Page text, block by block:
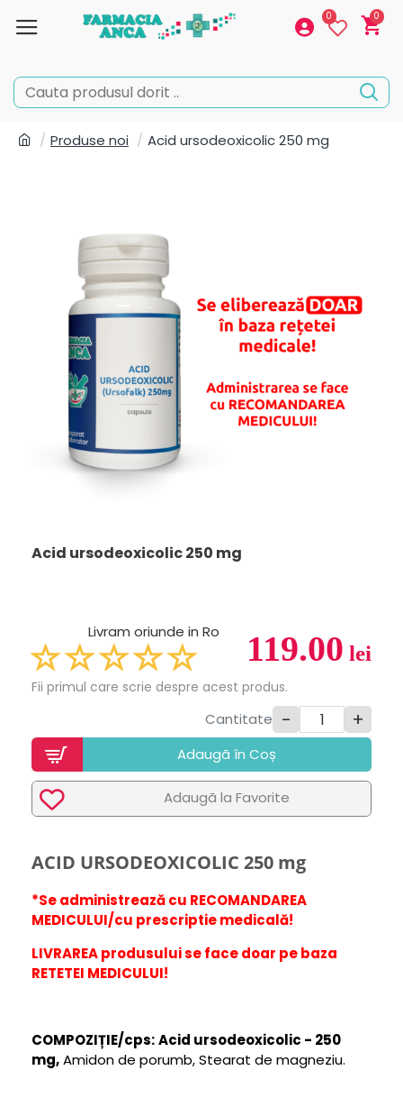
0 0
Produse noi Acid ursodeoxicolic 250 mg
Acid ursodeoxicolic 250 mg
119.00 lei
Livram oriunde in Ro
Fii primul care scrie despre acest produs.
Cantitate - +
Adaugã în Coș
Adaugã la Favorite
ACID URSODEOXICOLIC 250 mg
*Se administrează cu RECOMANDAREA
MEDICULUI/cu prescriptie medicală!
LIVRAREA produsului se face doar pe baza
RETETEI MEDICULUI!
COMPOZIȚIE/cps:Acid ursodeoxicolic - 250
mg,Amidon de porumb, Stearat de magneziu.